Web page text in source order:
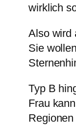
wirklich
Also wird
Sie
Typ B
Frau